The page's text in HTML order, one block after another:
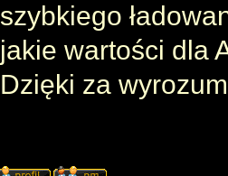
szybkiego
jakie wartości dla
Dzięki za